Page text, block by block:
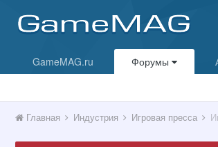
GameMAG.ru Форумы
Главная Индустрия Игровая пресса